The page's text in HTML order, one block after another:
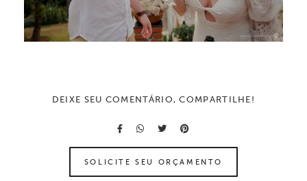
DEIXE SEU COMENTÁRIO, COMPARTILHE!
SOLICITE SEU ORÇAMENTO